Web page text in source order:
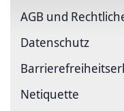
AGB und
Datenschutz
Netiquette